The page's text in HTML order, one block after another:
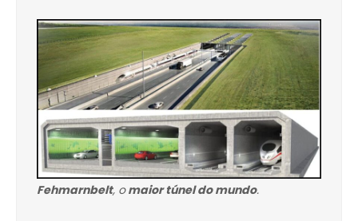
Fehmarnbelt, omaior túnel do mundo.